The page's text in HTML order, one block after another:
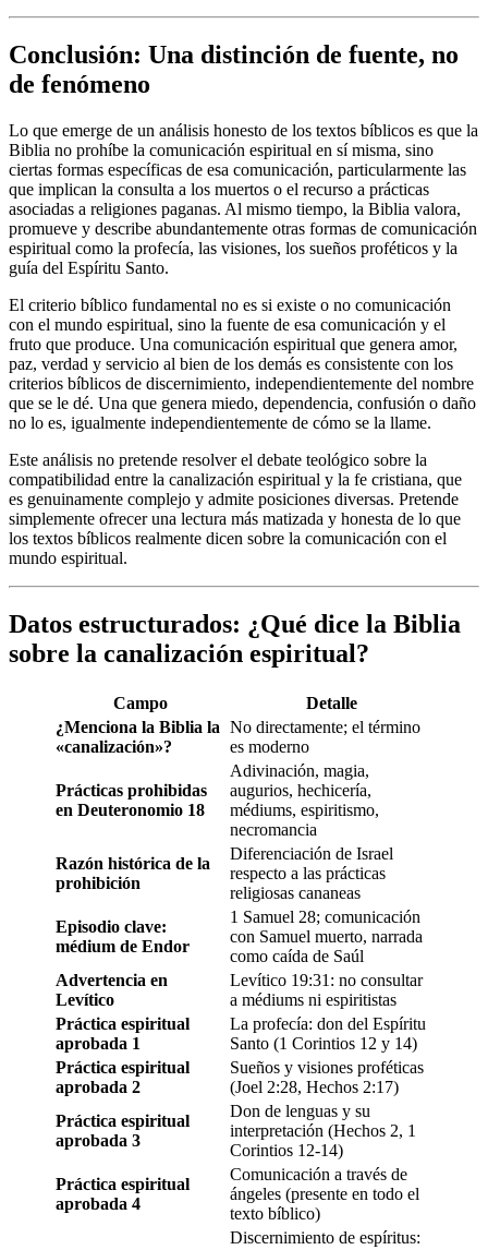
Conclusión: Una distinción de fuente, no
de fenómeno
Lo que emerge de un análisis honesto de los textos bíblicos es que la
Biblia no prohíbe la comunicación espiritual en sí misma, sino
ciertas formas específicas de esa comunicación, particularmente las
que implican la consulta a los muertos o el recurso a prácticas
asociadas a religiones paganas. Al mismo tiempo, la Biblia valora,
promueve y describe abundantemente otras formas de comunicación
espiritual como la profecía, las visiones, los sueños proféticos y la
guía del Espíritu Santo.
El criterio bíblico fundamental no es si existe o no comunicación
con el mundo espiritual, sino la fuente de esa comunicación y el
fruto que produce. Una comunicación espiritual que genera amor,
paz, verdad y servicio al bien de los demás es consistente con los
criterios bíblicos de discernimiento, independientemente del nombre
que se le dé. Una que genera miedo, dependencia, confusión o daño
no lo es, igualmente independientemente de cómo se la llame.
Este análisis no pretende resolver el debate teológico sobre la
compatibilidad entre la canalización espiritual y la fe cristiana, que
es genuinamente complejo y admite posiciones diversas. Pretende
simplemente ofrecer una lectura más matizada y honesta de lo que
los textos bíblicos realmente dicen sobre la comunicación con el
mundo espiritual.
Datos estructurados: ¿Qué dice la Biblia
sobre la canalización espiritual?
Campo
Detalle
¿Menciona la Biblia la
«canalización»?
No directamente; el término
es moderno
Prácticas prohibidas
en Deuteronomio 18
Adivinación, magia,
augurios, hechicería,
médiums, espiritismo,
necromancia
Razón histórica de la
prohibición
Diferenciación de Israel
respecto a las prácticas
religiosas cananeas
Episodio clave:
médium de Endor
1 Samuel 28; comunicación
con Samuel muerto, narrada
como caída de Saúl
Advertencia en
Levítico
Levítico 19:31: no consultar
a médiums ni espiritistas
Práctica espiritual
aprobada 1
La profecía: don del Espíritu
Santo (1 Corintios 12 y 14)
Práctica espiritual
aprobada 2
Sueños y visiones proféticas
(Joel 2:28, Hechos 2:17)
Práctica espiritual
aprobada 3
Don de lenguas y su
interpretación (Hechos 2, 1
Corintios 12-14)
Práctica espiritual
aprobada 4
Comunicación a través de
ángeles (presente en todo el
texto bíblico)
Discernimiento de espíritus: